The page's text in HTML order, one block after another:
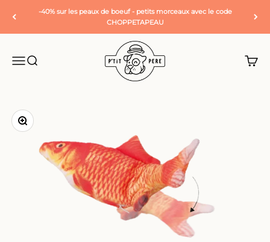
Passer au contenu-40% sur les peaux de boeuf - petits morceaux avec le code
CHOPPETAPEAU
Ouvrir la navigation
Ouvrir la recherche
P'tit Père
Voir
Zoomer sur l'image